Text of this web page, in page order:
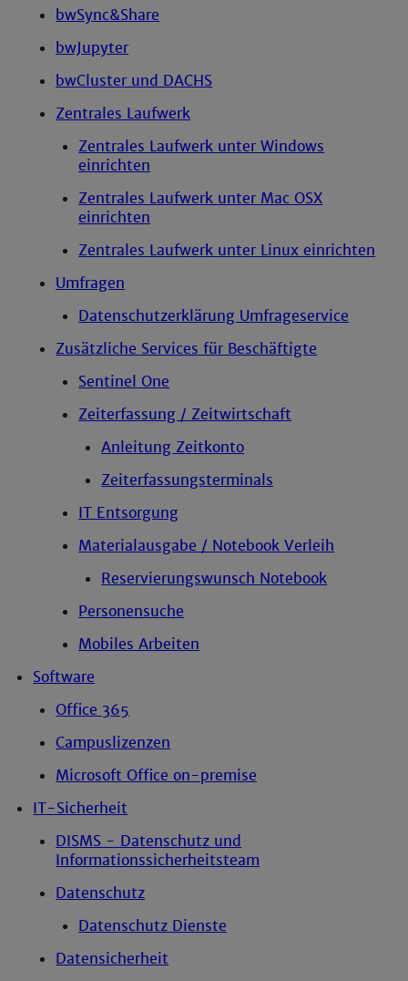
bwSync&Share
bwJupyter
bwCluster und DACHS
Zentrales Laufwerk
Zentrales Laufwerk unter Windows
einrichten
Zentrales Laufwerk unter Mac OSX
einrichten
Zentrales Laufwerk unter Linux einrichten
Umfragen
Datenschutzerklärung Umfrageservice
Zusätzliche Services für Beschäftigte
Sentinel One
Zeiterfassung / Zeitwirtschaft
Anleitung Zeitkonto
Zeiterfassungsterminals
IT Entsorgung
Materialausgabe / Notebook Verleih
Reservierungswunsch Notebook
Personensuche
Mobiles Arbeiten
Software
Office 365
Campuslizenzen
Microsoft Office on-premise
IT-Sicherheit
DISMS - Datenschutz und
Informationssicherheitsteam
Datenschutz
Datenschutz Dienste
Datensicherheit